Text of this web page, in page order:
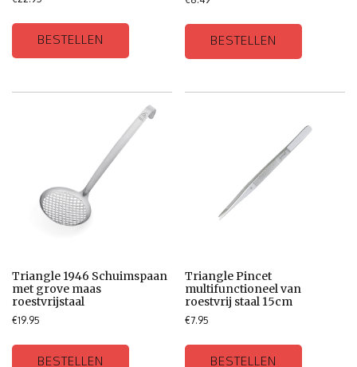
BESTELLEN BESTELLEN
Triangle 1946 Schuimspaan
met grove maas
roestvrijstaal
€19.95
BESTELLEN
Triangle Pincet
multifunctioneel van
roestvrij staal 15cm
€7.95
BESTELLEN